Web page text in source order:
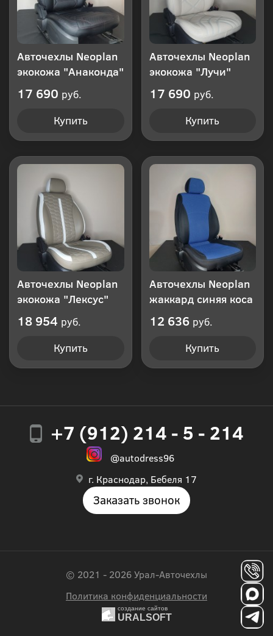
Авточехлы Neoplan
экокожа "Анаконда"
17 690 руб.
Купить
Авточехлы Neoplan
экокожа "Лучи"
17 690 руб.
Купить
Авточехлы Neoplan
экокожа "Лексус"
18 954 руб.
Купить
Авточехлы Neoplan
жаккард синяя коса
12 636 руб.
Купить
+7 (912) 214 - 5 - 214
@autodress96
г. Краснодар, Бебеля 17
Заказать звонок
© 2021 - 2026 Урал-Авточехлы
Политика конфиденциальности
создание сайтов
URALSOFT